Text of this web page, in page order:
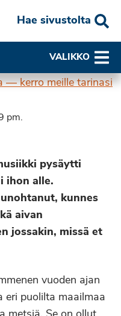
Hae sivustolta
VALIKKO
— kerro meille tarinasi
pm.
pysäytti
ihon alle.
kunnes
aivan
jossakin, missä et
vuoden ajan
eri puolilta maailmaa